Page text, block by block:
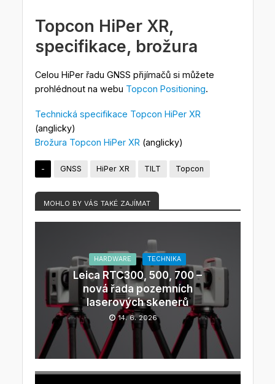
Topcon HiPer XR,
specifikace, brožura
Celou HiPer řadu GNSS přijímačů si můžete
prohlédnout na webu Topcon Positioning.
Technická specifikace Topcon HiPer XR
(anglicky)
Brožura Topcon HiPer XR (anglicky)
- GNSS HiPer XR TILT Topcon
MOHLO BY VÁS TAKÉ ZAJÍMAT
HARDWARE TECHNIKA
Leica RTC300, 500, 700 –
nová řada pozemních
laserových skenerů
14. 6. 2026